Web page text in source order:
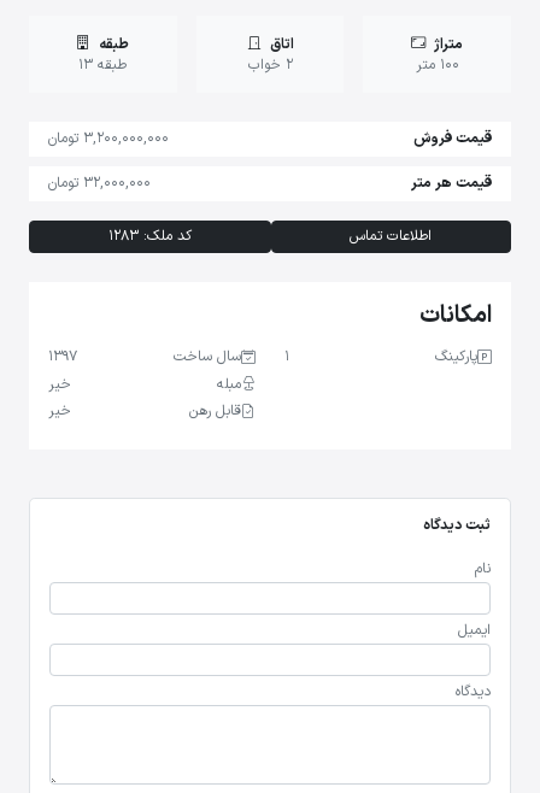
متراژ
100 متر
اتاق
2 خواب
طبقه
طبقه 13
قیمت فروش 3,200,000,000 تومان
قیمت هر متر 32,000,000 تومان
اطلاعات تماس کد ملک: 1283
امکانات
پارکینگ 1 سال ساخت
1397
مبله
خیر
قابل رهن
خیر
ثبت دیدگاه
نام
ایمیل
دیدگاه